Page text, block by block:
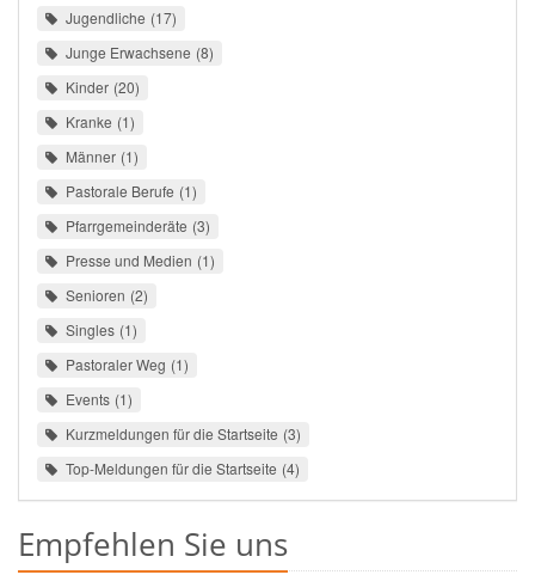
Jugendliche 17
Junge Erwachsene 8
Kinder 20
Kranke 1
Männer 1
Pastorale Berufe 1
Pfarrgemeinderäte 3
Presse und Medien 1
Senioren 2
Singles 1
Pastoraler Weg 1
Events 1
Kurzmeldungen für die Startseite 3
Top-Meldungen für die Startseite 4
Empfehlen Sie uns